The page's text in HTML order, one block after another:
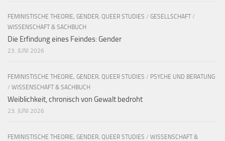
FEMINISTISCHE THEORIE, GENDER, QUEER STUDIES / GESELLSCHAFT /
WISSENSCHAFT & SACHBUCH
Die Erfindung eines Feindes: Gender
23. JUNI 2026
FEMINISTISCHE THEORIE, GENDER, QUEER STUDIES / PSYCHE UND BERATUNG
/ WISSENSCHAFT & SACHBUCH
Weiblichkeit, chronisch von Gewalt bedroht
23. JUNI 2026
FEMINISTISCHE THEORIE, GENDER, QUEER STUDIES / WISSENSCHAFT &